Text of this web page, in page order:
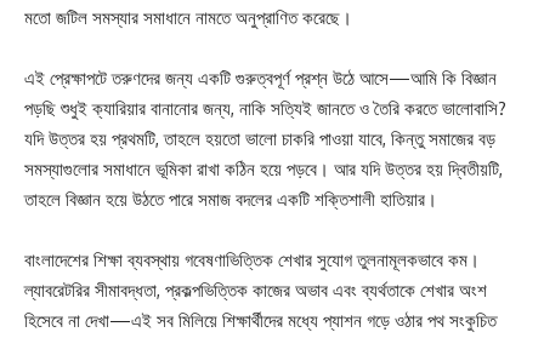
মতো জটিল সমস্যার সমাধানে নামতে অনুপ্রাণিত করেছে।
এই প্রেক্ষাপটে তরুণদের জন্য একটি গুরুত্বপূর্ণ প্রশ্ন উঠে আসে—আমি কি বিজ্ঞান
পড়ছি শুধুই ক্যারিয়ার বানানোর জন্য, নাকি সত্যিই জানতে ও তৈরি করতে ভালোবাসি?
যদি উত্তর হয় প্রথমটি, তাহলে হয়তো ভালো চাকরি পাওয়া যাবে, কিন্তু সমাজের বড়
সমস্যাগুলোর সমাধানে ভূমিকা রাখা কঠিন হয়ে পড়বে। আর যদি উত্তর হয় দ্বিতীয়টি,
তাহলে বিজ্ঞান হয়ে উঠতে পারে সমাজ বদলের একটি শক্তিশালী হাতিয়ার।
বাংলাদেশের শিক্ষা ব্যবস্থায় গবেষণাভিত্তিক শেখার সুযোগ তুলনামূলকভাবে কম।
ল্যাবরেটরির সীমাবদ্ধতা, প্রকল্পভিত্তিক কাজের অভাব এবং ব্যর্থতাকে শেখার অংশ
হিসেবে না দেখা—এই সব মিলিয়ে শিক্ষার্থীদের মধ্যে প্যাশন গড়ে ওঠার পথ সংকুচিত